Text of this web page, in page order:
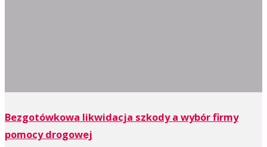
Bezgotówkowa likwidacja szkody a wybór firmy
pomocy drogowej